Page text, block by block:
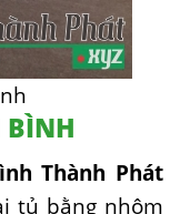
BÌNH
Thành Phát
tủ bằng nhôm